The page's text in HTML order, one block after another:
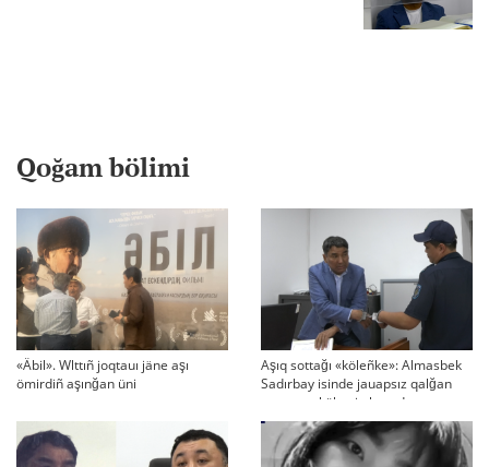
Qoğam bölimi
«Äbil». Wlttıñ joqtauı jäne aşı
ömirdiñ aşınğan üni
Aşıq sottağı «köleñke»: Almasbek
Sadırbay isinde jauapsız qalğan
swraqtar köbeyip baradı